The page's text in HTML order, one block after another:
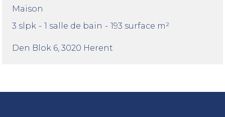
Maison
3 slpk - 1 salle de bain - 193 surface m²
Den Blok 6 , 3020 Herent